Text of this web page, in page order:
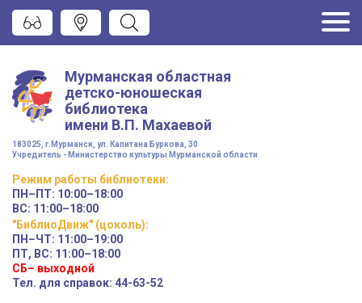
Мурманская областная
детско-юношеская
библиотека
имени В.П. Махаевой
183025, г.Мурманск, ул. Капитана Буркова, 30
Учредитель - Министерство культуры Мурманской области
Режим работы библиотеки:
ПН–ПТ: 10:00–18:00
ВС: 11:00–18:00
"БиблиоДвиж" (цоколь):
ПН–ЧТ: 11:00–19:00
ПТ, ВС: 11:00–18:00
СБ– выходной
Тел. для справок: 44-63-52